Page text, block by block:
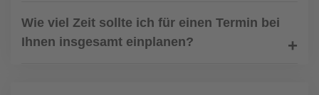
Wie viel Zeit sollte ich für einen Termin bei
Ihnen insgesamt einplanen?